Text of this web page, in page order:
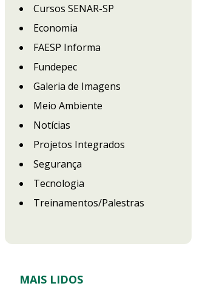
Cursos SENAR-SP
Economia
FAESP Informa
Fundepec
Galeria de Imagens
Meio Ambiente
Notícias
Projetos Integrados
Segurança
Tecnologia
Treinamentos/Palestras
MAIS LIDOS